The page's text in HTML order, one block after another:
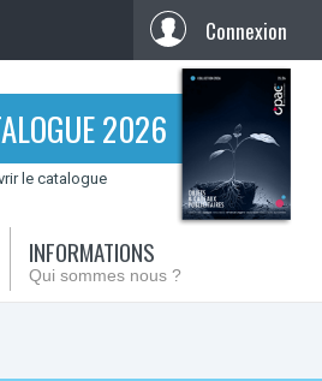
Connexion
2026
le catalogue
INFORMATIONS
Qui sommes nous ?